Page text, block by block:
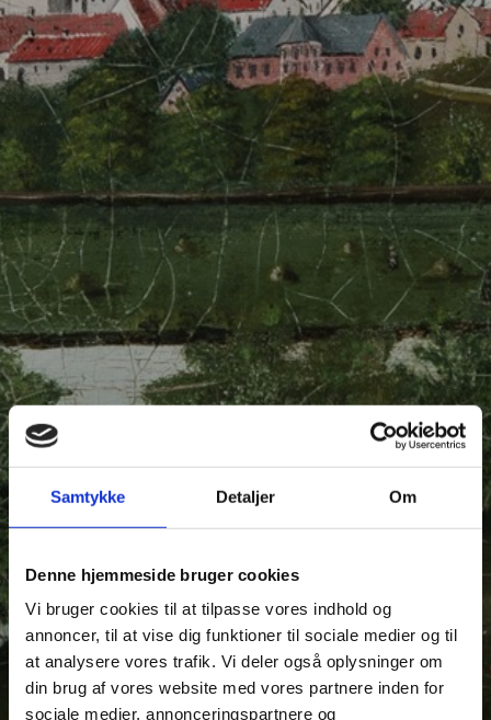
Samtykke Detaljer Om
Denne hjemmeside bruger cookies
Vi bruger cookies til at tilpasse vores indhold og
annoncer, til at vise dig funktioner til sociale medier og til
at analysere vores trafik. Vi deler også oplysninger om
din brug af vores website med vores partnere inden for
sociale medier, annonceringspartnere og